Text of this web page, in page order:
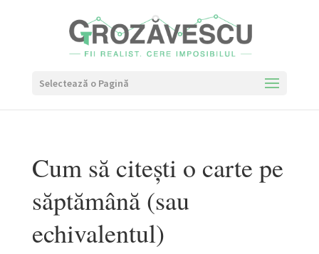
Selectează o Pagină
Cum să citești o carte pe
săptămână (sau
echivalentul)